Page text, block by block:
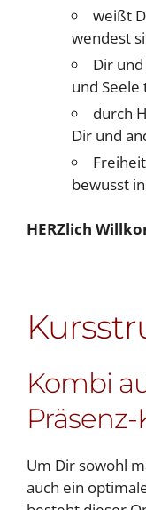
weißt
wendest
Dir
und Seele
durch
Dir und
bewusst
HERZlich
Kombi
Präsenz-
Um Dir sowohl
auch ein